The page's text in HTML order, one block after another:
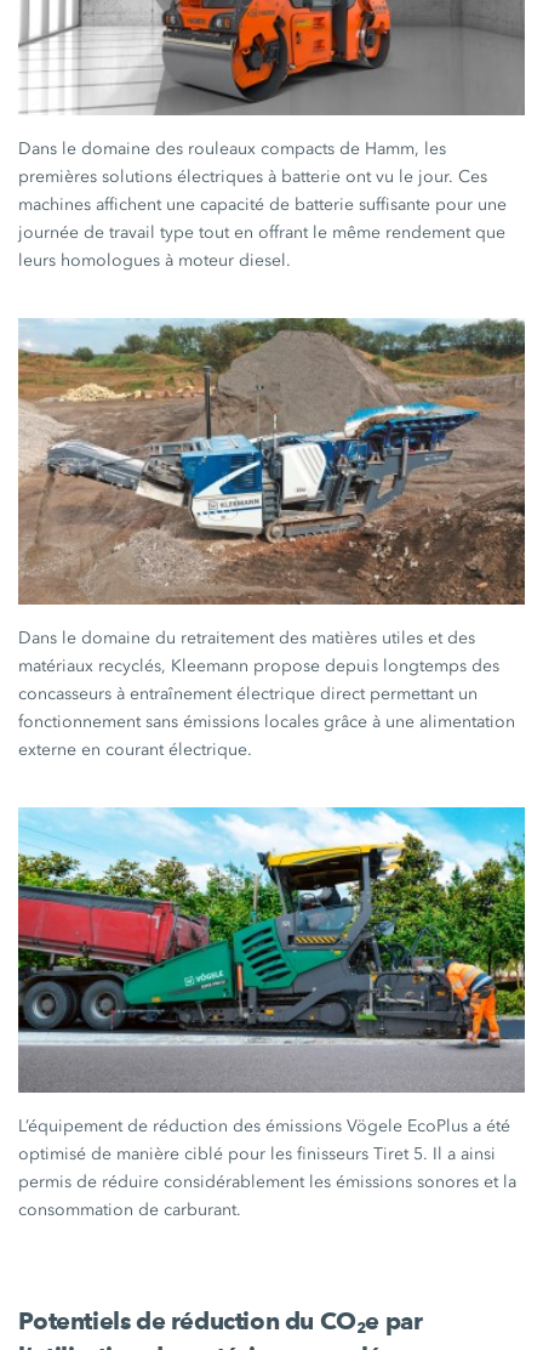
Dans le domaine des rouleaux compacts de Hamm, les
premières solutions électriques à batterie ont vu le jour. Ces
machines affichent une capacité de batterie suffisante pour une
journée de travail type tout en offrant le même rendement que
leurs homologues à moteur diesel.
Dans le domaine du retraitement des matières utiles et des
matériaux recyclés, Kleemann propose depuis longtemps des
concasseurs à entraînement électrique direct permettant un
fonctionnement sans émissions locales grâce à une alimentation
externe en courant électrique.
L’équipement de réduction des émissions Vögele EcoPlus a été
optimisé de manière ciblé pour les finisseursTiret 5. Il a ainsi
permis de réduire considérablement les émissions sonores et la
consommation de carburant.
Potentiels de réduction du CO₂e par